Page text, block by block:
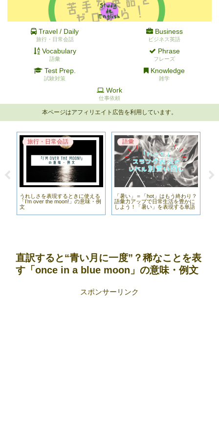
Travel / Daily
旅行・日常会話
Business
ビジネス英語
Vocabulary
語彙
Phrase
フレーズ
Test Prep.
試験対策
Knowledge
雑学
Work
仕事依頼
本ページはアフィリエイト広告を利用しています。
旅行・日常会話
うれしさを表現するときに使える
「I’m over the moon!」の意味・例
文
語彙
「暑い」＝「hot」はもう終わり？
語彙力アップで日常生活を豊かに
しよう！「暑い」を表現する単語
直訳すると“青い月に一度”？稀なことを表
す「once in a blue moon」の意味・例文
スポンサーリンク